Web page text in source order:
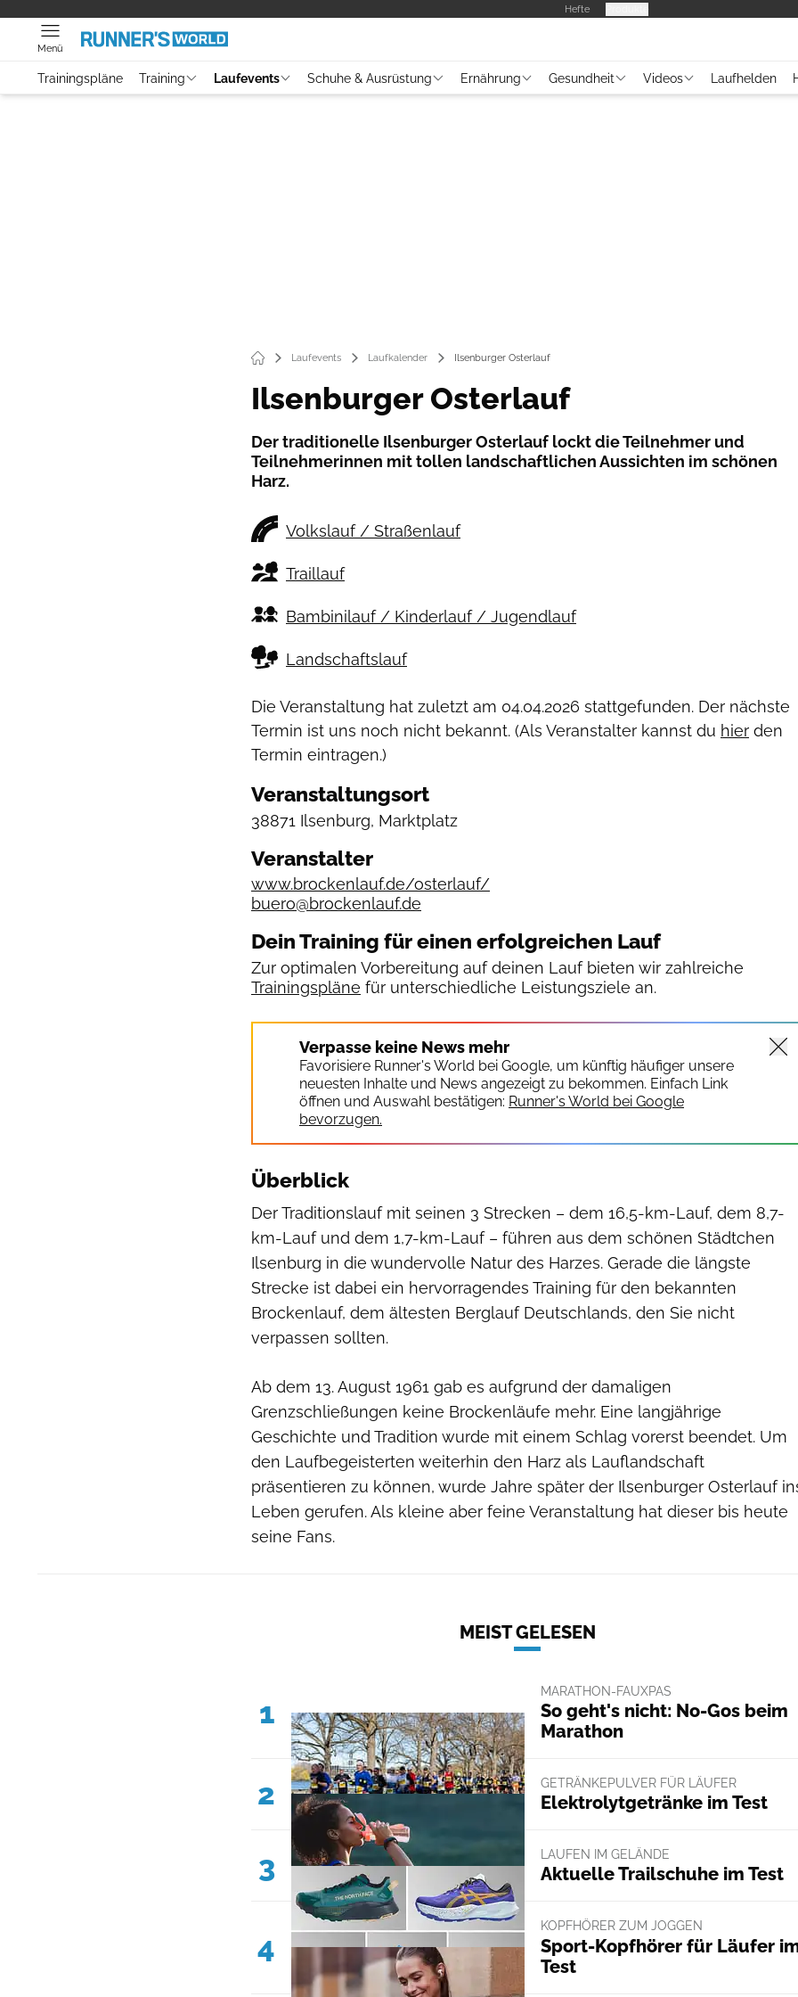
Hefte
Menü
Trainingspläne Training Laufevents Schuhe & Ausrüstung Ernährung Gesundheit Videos Laufhelden
Laufevents Laufkalender Ilsenburger Osterlauf
Ilsenburger Osterlauf
Der traditionelle Ilsenburger Osterlauf lockt die Teilnehmer und
Teilnehmerinnen mit tollen landschaftlichen Aussichten im schönen
Harz.
Volkslauf / Straßenlauf
Traillauf
Bambinilauf / Kinderlauf / Jugendlauf
Landschaftslauf
Die Veranstaltung hat zuletzt am 04.04.2026 stattgefunden. Der nächste
Termin ist uns noch nicht bekannt. (Als Veranstalter kannst du hier den
Termin eintragen.)
Veranstaltungsort
38871 Ilsenburg, Marktplatz
Veranstalter
www.brockenlauf.de/osterlauf/
buero@brockenlauf.de
Dein Training für einen erfolgreichen Lauf
Zur optimalen Vorbereitung auf deinen Lauf bieten wir zahlreiche
Trainingspläne für unterschiedliche Leistungsziele an.
Verpasse keine News mehr
Favorisiere Runner's World bei Google, um künftig häufiger unsere
neuesten Inhalte und News angezeigt zu bekommen. Einfach Link
öffnen und Auswahl bestätigen: Runner's World bei Google
bevorzugen.
Überblick
Der Traditionslauf mit seinen 3 Strecken – dem 16,5-km-Lauf, dem 8,7-
km-Lauf und dem 1,7-km-Lauf – führen aus dem schönen Städtchen
Ilsenburg in die wundervolle Natur des Harzes. Gerade die längste
Strecke ist dabei ein hervorragendes Training für den bekannten
Brockenlauf, dem ältesten Berglauf Deutschlands, den Sie nicht
verpassen sollten.
Ab dem 13. August 1961 gab es aufgrund der damaligen
Grenzschließungen keine Brockenläufe mehr. Eine langjährige
Geschichte und Tradition wurde mit einem Schlag vorerst beendet. Um
den Laufbegeisterten weiterhin den Harz als Lauflandschaft
präsentieren zu können, wurde Jahre später der Ilsenburger Osterlauf
Leben gerufen. Als kleine aber feine Veranstaltung hat dieser bis heute
seine Fans.
MEIST GELESEN
1
MARATHON-FAUXPAS
So geht's nicht: No-Gos beim
Marathon
2 GETRÄNKEPULVER FÜR LÄUFER
Elektrolytgetränke im Test
3 LAUFEN IM GELÄNDE
Aktuelle Trailschuhe im Test
4
KOPFHÖRER ZUM JOGGEN
Sport-Kopfhörer für Läufer
Test